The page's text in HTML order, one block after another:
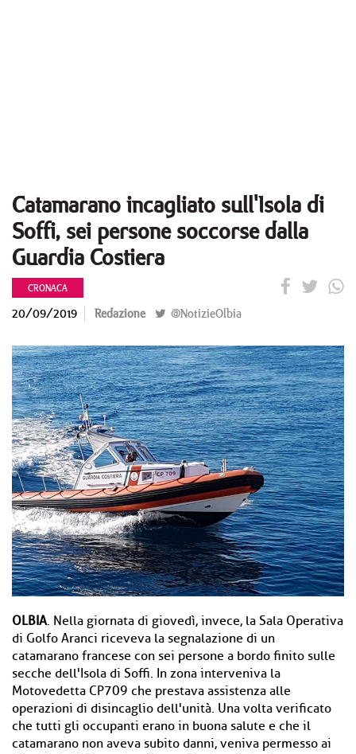
Catamarano incagliato sull'Isola di
Soffi, sei persone soccorse dalla
Guardia Costiera
CRONACA
20/09/2019 Redazione @NotizieOlbia
OLBIA. Nella giornata di giovedì, invece, la Sala Operativa
di Golfo Aranci riceveva la segnalazione di un
catamarano francese con sei persone a bordo finito sulle
secche dell'Isola di Soffi. In zona interveniva la
Motovedetta CP709 che prestava assistenza alle
operazioni di disincaglio dell'unità. Una volta verificato
che tutti gli occupanti erano in buona salute e che il
catamarano non aveva subito danni, veniva permesso ai